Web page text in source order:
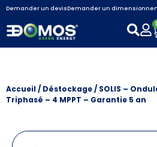
Demander un devisDemander un
Accueil/ Déstockage/ SOLIS –
Triphasé – 4 MPPT – Garantie 5 an